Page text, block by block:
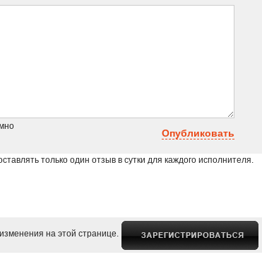
Опубликовать
только один отзыв в сутки для каждого исполнителя.
на этой странице.